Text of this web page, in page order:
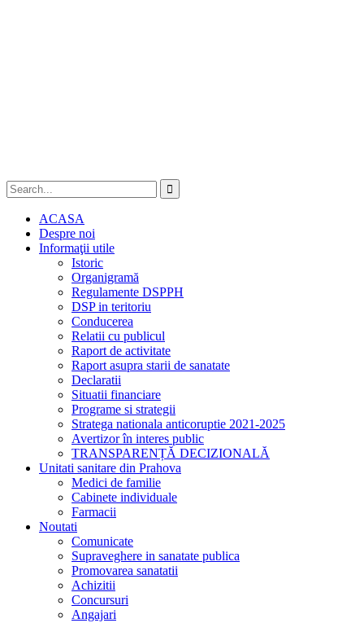
ACASA
Despre noi
Informaţii utile
Istoric
Organigramă
Regulamente DSPPH
DSP in teritoriu
Conducerea
Relatii cu publicul
Raport de activitate
Raport asupra starii de sanatate
Declaratii
Situatii financiare
Programe si strategii
Stratega nationala anticoruptie 2021-2025
Avertizor în interes public
TRANSPARENȚĂ DECIZIONALĂ
Unitati sanitare din Prahova
Medici de familie
Cabinete individuale
Farmacii
Noutati
Comunicate
Supraveghere in sanatate publica
Promovarea sanatatii
Achizitii
Concursuri
Angajari